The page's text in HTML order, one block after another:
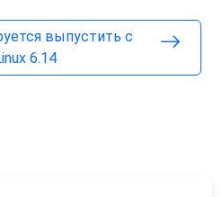
выпустить с
6.14